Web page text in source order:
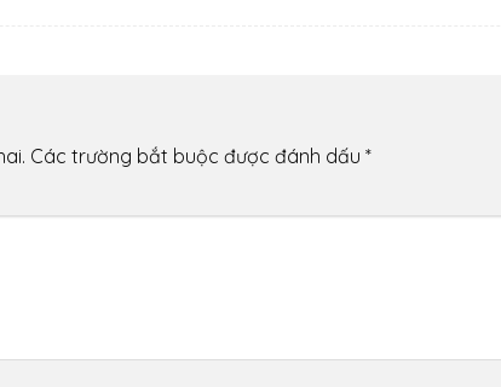
Các trường bắt buộc được đánh dấu *